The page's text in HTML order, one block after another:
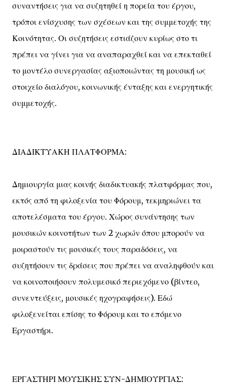
συναντήσεις για να συζητηθεί η πορεία του έργου,
τρόποι ενίσχυσης των σχέσεων και της συμμετοχής της
Κοινότητας. Οι συζητήσεις εστιάζουν κυρίως στο τι
πρέπει να γίνει για να αναπαραχθεί και να επεκταθεί
το μοντέλο συνεργασίας αξιοποιώντας τη μουσική ως
στοιχείο διαλόγου, κοινωνικής ένταξης και ενεργητικής
συμμετοχής.
ΔΙΑΔΙΚΤΥΑΚΗ ΠΛΑΤΦΟΡΜΑ:
Δημιουργία μιας κοινής διαδικτυακής πλατφόρμας που,
εκτός από τη φιλοξενία του Φόρουμ, τεκμηριώνει τα
αποτελέσματα του έργου. Χώρος συνάντησης των
μουσικών κοινοτήτων των 2 χωρών όπου μπορούν να
μοιραστούν τις μουσικές τους παραδόσεις, να
συζητήσουν τις δράσεις που πρέπει να αναληφθούν και
να κοινοποιήσουν πολυμεσικό περιεχόμενο (βίντεο,
συνεντεύξεις, μουσικές ηχογραφήσεις). Εδώ
φιλοξενείται επίσης το Φόρουμ και το επόμενο
Εργαστήρι.
ΕΡΓΑΣΤΗΡΙ ΜΟΥΣΙΚΗΣ ΣΥΝ-ΔΗΜΙΟΥΡΓΙΑΣ: